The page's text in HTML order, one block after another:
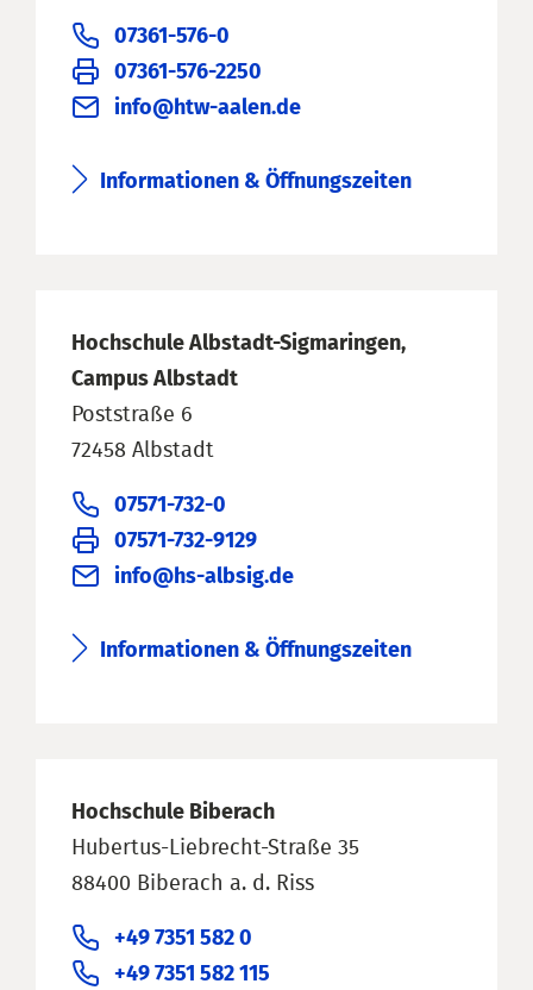
07361-576-0
07361-576-2250
info@htw-aalen.de
Informationen & Öffnungszeiten
Hochschule Albstadt-Sigmaringen,
Campus Albstadt
Poststraße 6
72458 Albstadt
07571-732-0
07571-732-9129
info@hs-albsig.de
Informationen & Öffnungszeiten
Hochschule Biberach
Hubertus-Liebrecht-Straße 35
88400 Biberach a. d. Riss
+49 7351 582 0
+49 7351 582 115